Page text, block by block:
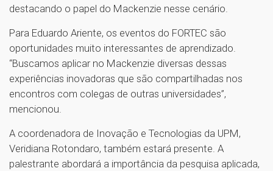
destacando o papel do Mackenzie nesse cenário.
Para Eduardo Ariente, os eventos do FORTEC são
oportunidades muito interessantes de aprendizado.
“Buscamos aplicar no Mackenzie diversas dessas
experiências inovadoras que são compartilhadas nos
encontros com colegas de outras universidades”,
mencionou.
A coordenadora de Inovação e Tecnologias da UPM,
Veridiana Rotondaro, também estará presente. A
palestrante abordará a importância da pesquisa aplicada,